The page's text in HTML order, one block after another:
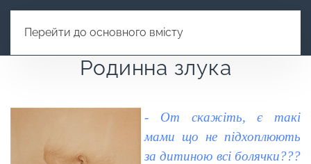
Перейти до основного вмісту
Родинна злука
- От скажіть, є такі
мами що не підхоплюють
за дитиною всі болячки???